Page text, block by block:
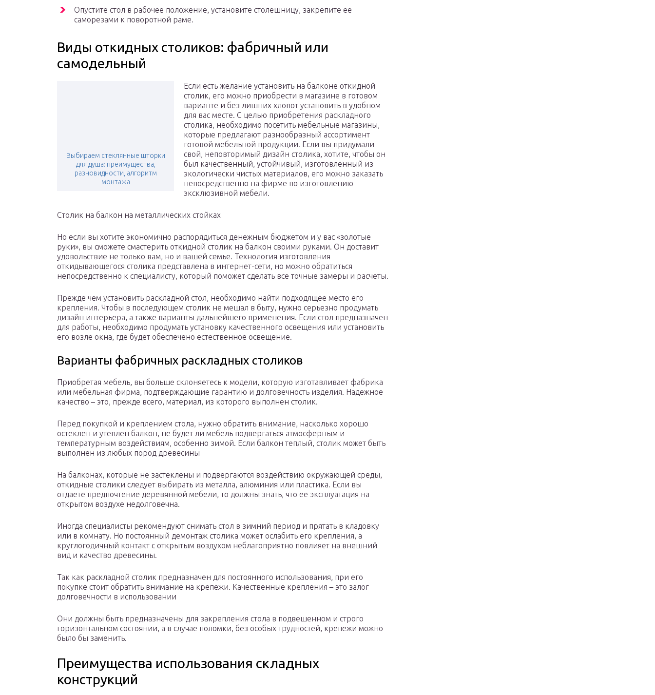
Опустите стол в рабочее положение, установите столешницу, закрепите ее
саморезами к поворотной раме.
Виды откидных столиков: фабричный или
самодельный
Выбираем стеклянные шторки
для душа: преимущества,
разновидности, алгоритм
монтажа
Если есть желание установить на балконе откидной
столик, его можно приобрести в магазине в готовом
варианте и без лишних хлопот установить в удобном
для вас месте. С целью приобретения раскладного
столика, необходимо посетить мебельные магазины,
которые предлагают разнообразный ассортимент
готовой мебельной продукции. Если вы придумали
свой, неповторимый дизайн столика, хотите, чтобы он
был качественный, устойчивый, изготовленный из
экологически чистых материалов, его можно заказать
непосредственно на фирме по изготовлению
эксклюзивной мебели.
Столик на балкон на металлических стойках
Но если вы хотите экономично распорядиться денежным бюджетом и у вас «золотые
руки», вы сможете смастерить откидной столик на балкон своими руками. Он доставит
удовольствие не только вам, но и вашей семье. Технология изготовления
откидывающегося столика представлена в интернет-сети, но можно обратиться
непосредственно к специалисту, который поможет сделать все точные замеры и расчеты.
Прежде чем установить раскладной стол, необходимо найти подходящее место его
крепления. Чтобы в последующем столик не мешал в быту, нужно серьезно продумать
дизайн интерьера, а также варианты дальнейшего применения. Если стол предназначен
для работы, необходимо продумать установку качественного освещения или установить
его возле окна, где будет обеспечено естественное освещение.
Варианты фабричных раскладных столиков
Приобретая мебель, вы больше склоняетесь к модели, которую изготавливает фабрика
или мебельная фирма, подтверждающие гарантию и долговечность изделия. Надежное
качество – это, прежде всего, материал, из которого выполнен столик.
Перед покупкой и креплением стола, нужно обратить внимание, насколько хорошо
остеклен и утеплен балкон, не будет ли мебель подвергаться атмосферным и
температурным воздействиям, особенно зимой. Если балкон теплый, столик может быть
выполнен из любых пород древесины
На балконах, которые не застеклены и подвергаются воздействию окружающей среды,
откидные столики следует выбирать из металла, алюминия или пластика. Если вы
отдаете предпочтение деревянной мебели, то должны знать, что ее эксплуатация на
открытом воздухе недолговечна.
Иногда специалисты рекомендуют снимать стол в зимний период и прятать в кладовку
или в комнату. Но постоянный демонтаж столика может ослабить его крепления, а
круглогодичный контакт с открытым воздухом неблагоприятно повлияет на внешний
вид и качество древесины.
Так как раскладной столик предназначен для постоянного использования, при его
покупке стоит обратить внимание на крепежи. Качественные крепления – это залог
долговечности в использовании
Они должны быть предназначены для закрепления стола в подвешенном и строго
горизонтальном состоянии, а в случае поломки, без особых трудностей, крепежи можно
было бы заменить.
Преимущества использования складных
конструкций